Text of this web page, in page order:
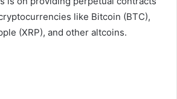
like Bitcoin (BTC),
(XRP), and other altcoins.